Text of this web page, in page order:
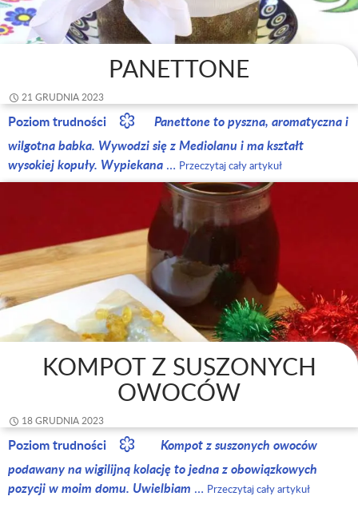
PANETTONE
21 GRUDNIA 2023
Poziom trudności
Panettone to pyszna, aromatyczna i
wilgotna babka. Wywodzi się z Mediolanu i ma kształt
wysokiej kopuły. Wypiekana … Przeczytaj cały artykuł
KOMPOT Z SUSZONYCH
OWOCÓW
18 GRUDNIA 2023
Poziom trudności
Kompot z suszonych owoców
podawany na wigilijną kolację to jedna z obowiązkowych
pozycji w moim domu. Uwielbiam … Przeczytaj cały artykuł